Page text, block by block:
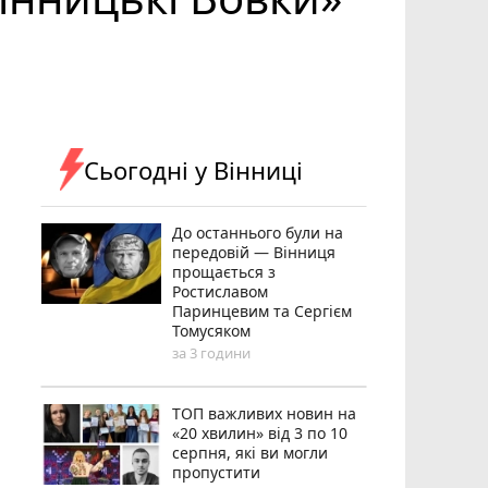
Сьогодні у Вінниці
До останнього були на
передовій — Вінниця
прощається з
Ростиславом
Паринцевим та Сергієм
Томусяком
за 3 години
ТОП важливих новин на
«20 хвилин» від 3 по 10
серпня, які ви могли
пропустити